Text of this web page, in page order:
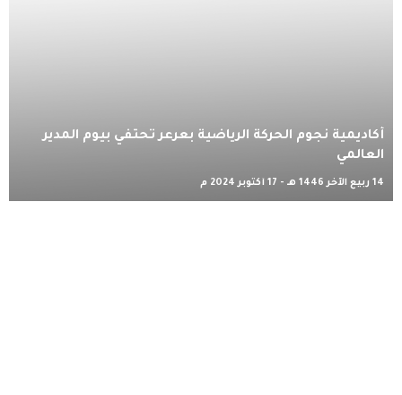
أكاديمية نجوم الحركة الرياضية بعرعر تحتفي بيوم المدير
العالمي
14 ربيع الآخر 1446 هـ - 17 أكتوبر 2024 م